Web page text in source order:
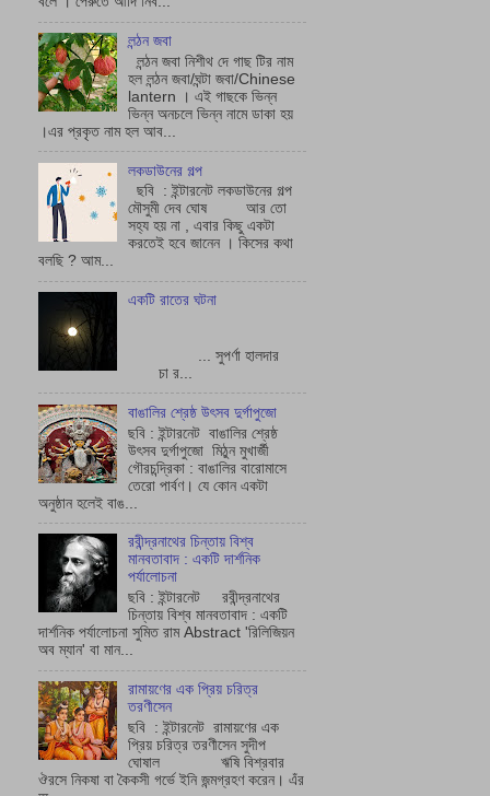
লন্ঠন জবা
লন্ঠন জবা নিশীথ দে গাছ টির নাম
হল লন্ঠন জবা/ঘন্টা জবা/Chinese
lantern । এই গাছকে ভিন্ন
ভিন্ন অনচলে ভিন্ন নামে ডাকা হয়
।এর প্রকৃত নাম হল আব...
ছবি : ইন্টারনেট লকডাউনের গল্প
মৌসুমী দেব ঘোষ আর তো
সহ্য হয় না , এবার কিছু একটা
করতেই হবে জানেন । কিসের কথা
... সুপর্ণা হালদার
বাঙালির শ্রেষ্ঠ উৎসব দুর্গাপুজো
ছবি : ইন্টারনেট বাঙালির শ্রেষ্ঠ
উৎসব দুর্গাপুজো মিঠুন মুখার্জী
গৌরচন্দ্রিকা : বাঙালির বারোমাসে
তেরো পার্বণ। যে কোন একটা
অনুষ্ঠান হলেই বাঙ...
রবীন্দ্রনাথের চিন্তায় বিশ্ব
মানবতাবাদ : একটি দার্শনিক
পর্যালোচনা
ছবি : ইন্টারনেট রবীন্দ্রনাথের
চিন্তায় বিশ্ব মানবতাবাদ : একটি
দার্শনিক পর্যালোচনা সুমিত রাম Abstract 'রিলিজিয়ন
অব ম্যান' বা মান...
তরণীসেন
ছবি : ইন্টারনেট রামায়ণের এক
প্রিয় চরিত্র তরণীসেন সুদীপ
ঘোষাল ঋষি বিশ্রবার
ঔরসে নিকষা বা কৈকসী গর্ভে ইনি জন্মগ্রহণ করেন। এঁর
অ...